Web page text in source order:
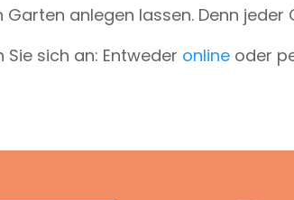
anlegen lassen. Denn
sich an: Entweder onlineoder